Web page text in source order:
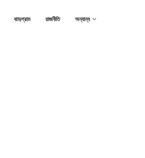
ঝাড়গ্রাম রাজনীতি অন্যান্য